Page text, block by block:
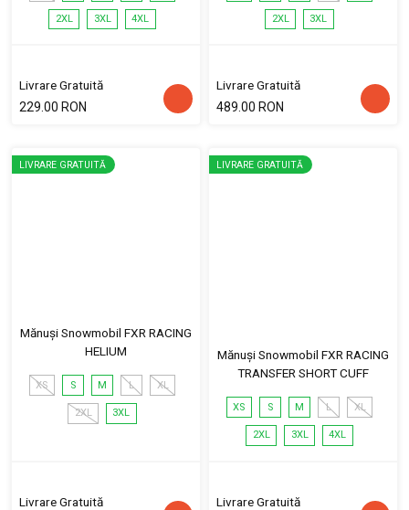
2XL 3XL 4XL
Livrare Gratuită
229.00 RON
2XL 3XL
Livrare Gratuită
489.00 RON
LIVRARE GRATUITĂ
Mănuși Snowmobil FXR RACING
HELIUM
XS S M L XL
2XL 3XL
Livrare Gratuită
LIVRARE GRATUITĂ
Mănuși Snowmobil FXR RACING
TRANSFER SHORT CUFF
XS S M L XL
2XL 3XL 4XL
Livrare Gratuită